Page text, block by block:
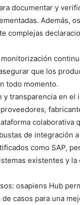
documentar y
Además,
complejas
que los
todo momento.
y transparencia en el
colaborativa
de integración
como SAP,
existentes y la
osapiens Hub
casos para una